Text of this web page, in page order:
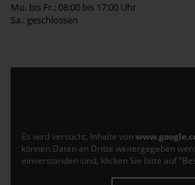
Mo. bis Fr.: 08:00 bis 17:00 Uhr
Sa.: geschlossen
Es wird versucht, Inhalte von
können Daten an Dritte weitergegeben
einverstanden sind, klicken Sie bitte auf